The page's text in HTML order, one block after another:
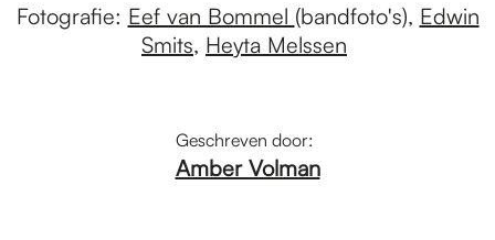
Fotografie: Eef van Bommel (bandfoto's), Edwin
Smits, Heyta Melssen
Geschreven door:
Amber Volman